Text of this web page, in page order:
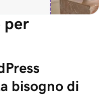
per
bisogno di